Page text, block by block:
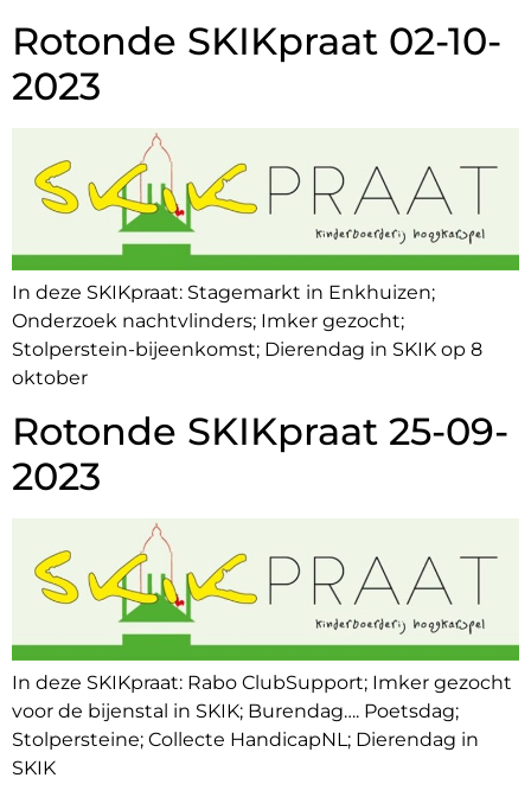
Rotonde SKIKpraat 02-10-
2023
In deze SKIKpraat: Stagemarkt in Enkhuizen;
Onderzoek nachtvlinders; Imker gezocht;
Stolperstein-bijeenkomst; Dierendag in SKIK op 8
oktober
Rotonde SKIKpraat 25-09-
2023
In deze SKIKpraat: Rabo ClubSupport; Imker gezocht
voor de bijenstal in SKIK; Burendag…. Poetsdag;
Stolpersteine; Collecte HandicapNL; Dierendag in
SKIK